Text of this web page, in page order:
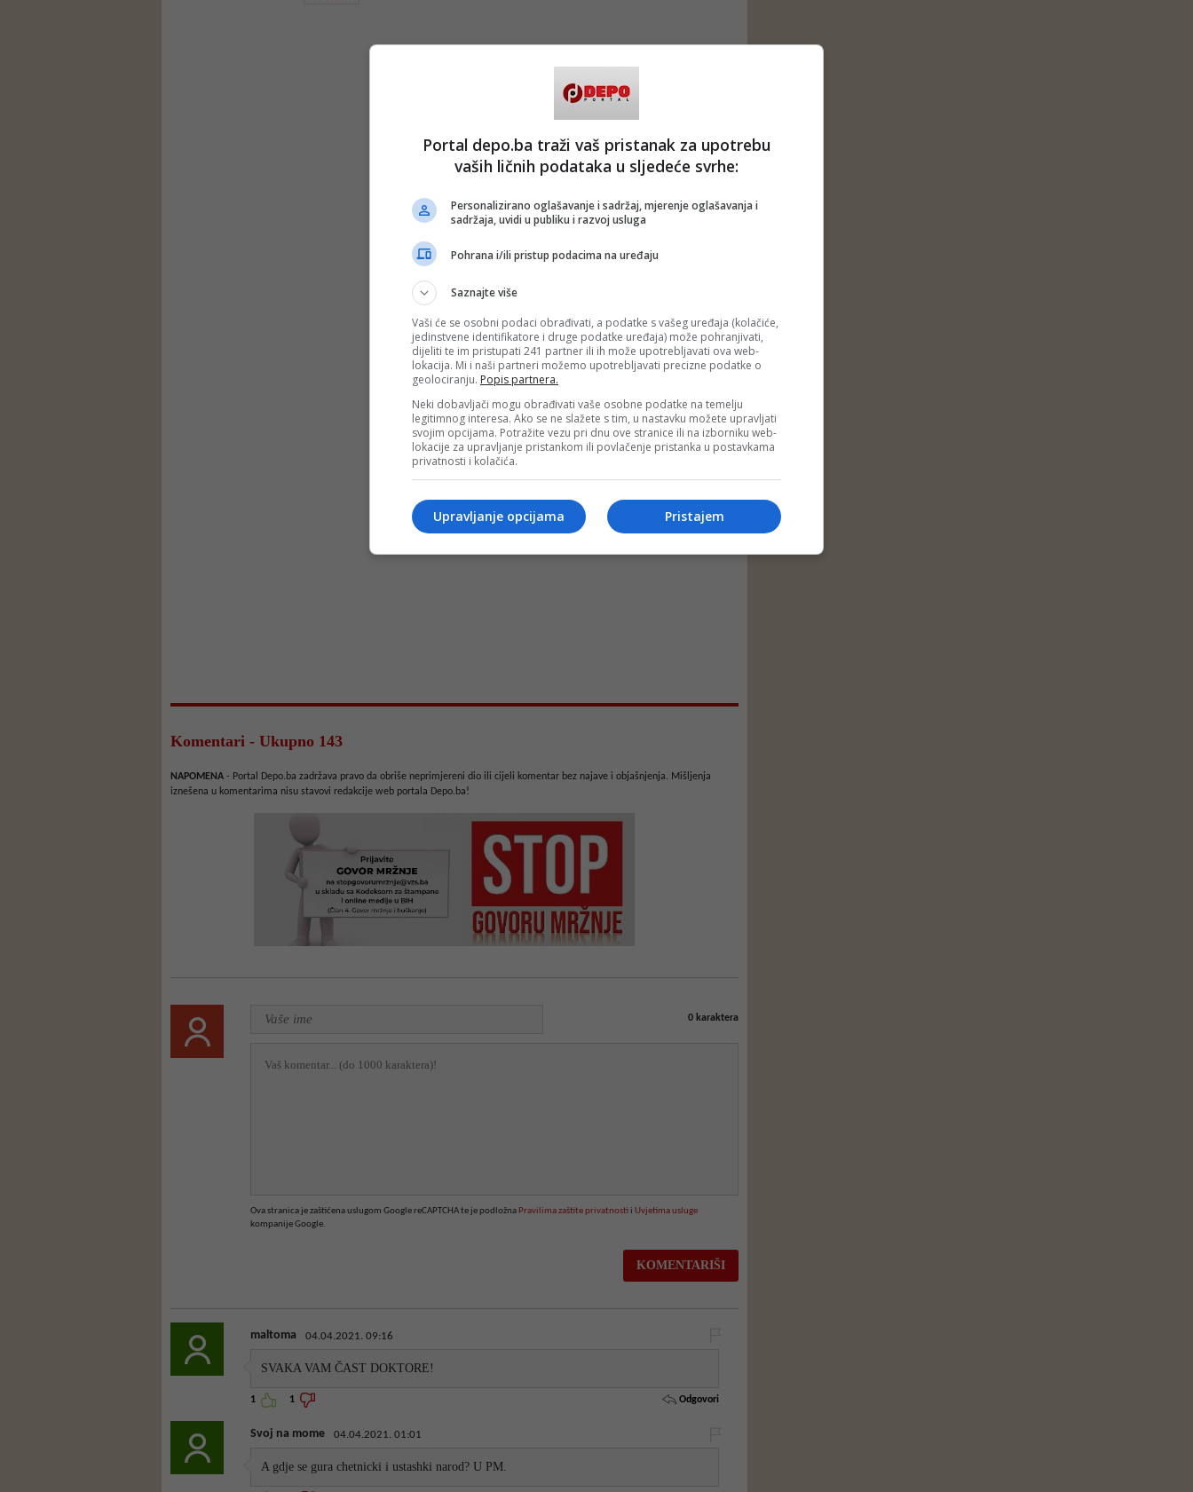
Komentari - Ukupno 143
NAPOMENA - Portal Depo.ba zadržava pravo da obriše neprimjereni dio ili cijeli komentar bez najave i objašnjenja. Mišljenja
iznešena u komentarima nisu stavovi redakcije web portala Depo.ba!
0karaktera
Ova stranica je zaštićena uslugom Google reCAPTCHA te je podložna Pravilima zaštite privatnostii Uvjetima usluge
kompanije Google.
maltoma 04.04.2021. 09:16
SVAKA VAM ČAST DOKTORE!
1 1 Odgovori
Svoj na mome 04.04.2021. 01:01
A gdje se gura chetnicki i ustashki narod? U PM.
Portal depo.ba traži vaš pristanak za upotrebu
vaših ličnih podataka u sljedeće svrhe:
Personalizirano oglašavanje i sadržaj, mjerenje oglašavanja i
sadržaja, uvidi u publiku i razvoj usluga
Pohrana i/ili pristup podacima na uređaju
Saznajte više
Vaši će se osobni podaci obrađivati, a podatke s vašeg uređaja (kolačiće,
jedinstvene identifikatore i druge podatke uređaja) može pohranjivati,
dijeliti te im pristupati 241 partner ili ih može upotrebljavati ova web-
lokacija. Mi i naši partneri možemo upotrebljavati precizne podatke o
geolociranju. Popis partnera.
Neki dobavljači mogu obrađivati vaše osobne podatke na temelju
legitimnog interesa. Ako se ne slažete s tim, u nastavku možete upravljati
svojim opcijama. Potražite vezu pri dnu ove stranice ili na izborniku web-
lokacije za upravljanje pristankom ili povlačenje pristanka u postavkama
privatnosti i kolačića.
Pristajem
Upravljanje opcijama